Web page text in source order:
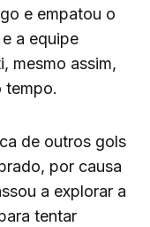
e empatou o
a equipe
mesmo assim,
tempo.
de outros gols
por causa
a explorar a
tentar